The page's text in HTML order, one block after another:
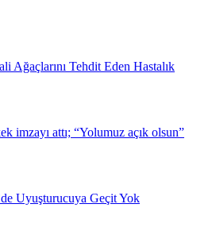
Ağaçlarını Tehdit Eden Hastalık
imzayı attı; “Yolumuz açık olsun”
Uyuşturucuya Geçit Yok